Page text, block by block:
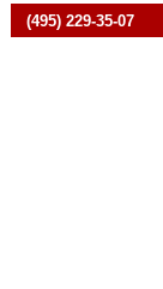
(495) 229-35-07